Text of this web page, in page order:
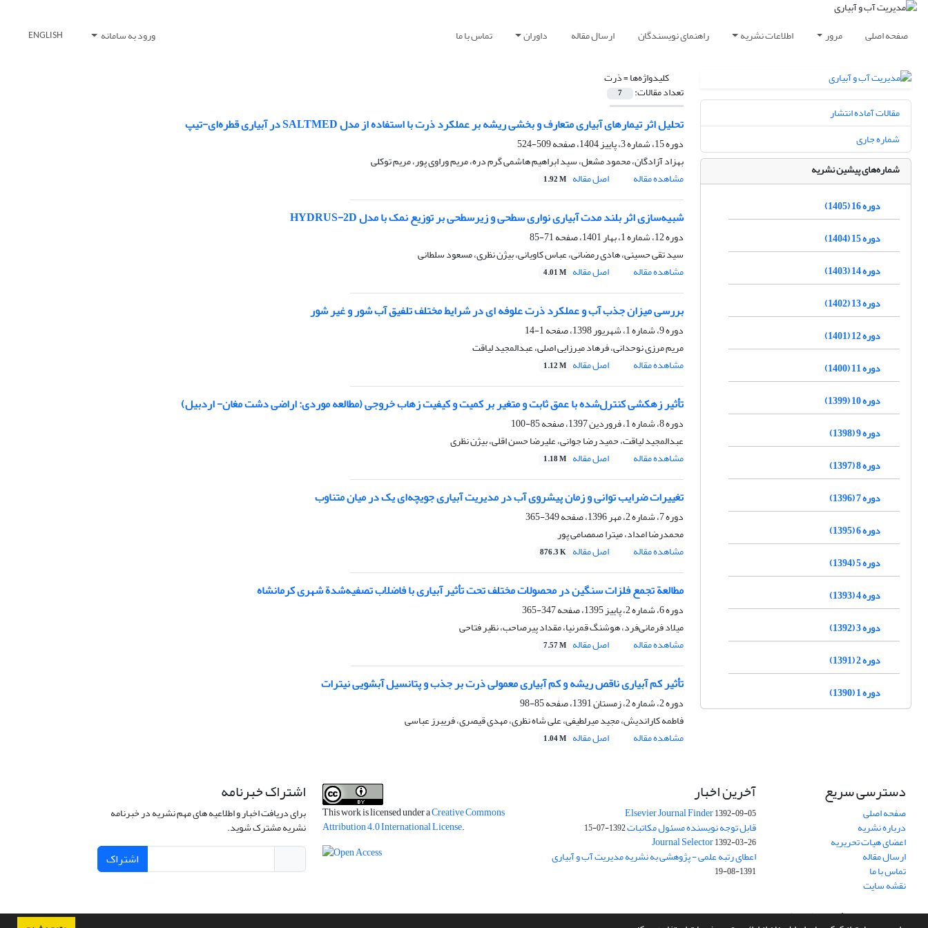
صفحه اصلی مرور اطلاعات نشریه راهنمای نویسندگان ارسال مقاله داوران تماس با ما ورود به سامانه ENGLISH
کلیدواژه‌ها =ذرت
تعداد مقالات: 7
تحلیل اثر تیمارهای ‌آبیاری متعارف و بخشی ریشه بر عملکرد ذرت با استفاده از مدل SALTMED در آبیاری قطره‌ای-تیپ
دوره 15، شماره 3، پاییز 1404، صفحه
509-524
بهزاد آزادگان، محمود مشعل، سید ابراهیم هاشمی گرم دره، مریم وراوی پور، مریم توکلی
مشاهده مقاله
اصل مقاله 1.92 M
شبیه‌سازی اثر بلند مدت آبیاری نواری سطحی و زیرسطحی بر توزیع نمک با مدل HYDRUS-2D
دوره 12، شماره 1، بهار 1401، صفحه
71-85
سید تقی حسینی، هادی رمضانی، عباس کاویانی، بیژن نظری، مسعود سلطانی
مشاهده مقاله
اصل مقاله 4.01 M
بررسی میزان جذب آب و عملکرد ذرت علوفه ای در شرایط مختلف تلفیق آب شور و غیر شور
دوره 9، شماره 1، شهریور 1398، صفحه
1-14
مریم مرزی نوحدانی، فرهاد میرزایی اصلی، عبدالمجید لیاقت
مشاهده مقاله
اصل مقاله 1.12 M
تأثیر زهکشی کنترل‌شده با عمق ثابت و متغیر بر کمیت و کیفیت زهاب خروجی (مطالعه موردی: اراضی دشت مغان- اردبیل)
دوره 8، شماره 1، فروردین 1397، صفحه
85-100
عبدالمجید لیاقت، حمید رضا جوانی، علیرضا حسن اقلی، بیژن نظری
مشاهده مقاله
اصل مقاله 1.18 M
تغییرات ضرایب توانی و زمان پیشروی آب در مدیریت آبیاری جویچه‌ای یک در میان متناوب
دوره 7، شماره 2، مهر 1396، صفحه
349-365
محمدرضا امداد، میترا صمصامی پور
مشاهده مقاله
اصل مقاله 876.3 K
مطالعة تجمع فلزات سنگین در محصولات مختلف تحت تأثیر آبیاری با فاضلاب تصفیه‌شدة شهری کرمانشاه
دوره 6، شماره 2، پاییز 1395، صفحه
347-365
میلاد فرمانی‌فرد، هوشنگ قمرنیا، مقداد پیرصاحب، نظیر فتاحی
مشاهده مقاله
اصل مقاله 7.57 M
تأثیر کم آبیاری ناقص ریشه و کم آبیاری معمولی ذرت بر جذب و پتانسیل آبشویی نیترات
دوره 2، شماره 2، زمستان 1391، صفحه
85-98
فاطمه کاراندیش، مجید میرلطیفی، علی شاه نظری، مهدی قیصری، فریبرز عباسی
مشاهده مقاله
اصل مقاله 1.04 M
مقالات آماده انتشار
شماره جاری
شماره‌های پیشین نشریه
دوره 16 (1405)
دوره 15 (1404)
دوره 14 (1403)
دوره 13 (1402)
دوره 12 (1401)
دوره 11 (1400)
دوره 10 (1399)
دوره 9 (1398)
دوره 8 (1397)
دوره 7 (1396)
دوره 6 (1395)
دوره 5 (1394)
دوره 4 (1393)
دوره 3 (1392)
دوره 2 (1391)
دوره 1 (1390)
دسترسی سریع
صفحه اصلی
درباره نشریه
اعضای هیات تحریریه
ارسال مقاله
تماس با ما
نقشه سایت
آخرین اخبار
Elsevier Journal Finder1392-09-05
قابل توجه نویسنده مسئول مکاتبات1392-07-15
Journal Selector1392-03-26
اعطای رتبه علمی - پژوهشی به نشریه مدیریت آب و آبیاری
1391-08-19
This work is licensed under aCreative Commons
Attribution 4.0 International License.
اشتراک خبرنامه
برای دریافت اخبار و اطلاعیه های مهم نشریه در خبرنامه
نشریه مشترک شوید.
اشتراک
سامانه مدیریت نشریات علمی.طراحی و پیاده سازی ازسیناوب